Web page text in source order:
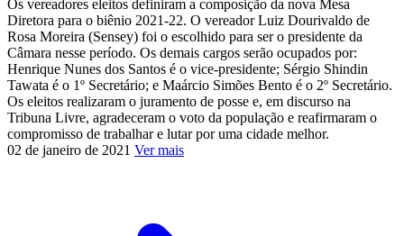
Os vereadores eleitos definiram a composição da nova Mesa
Diretora para o biênio 2021-22. O vereador Luiz Dourivaldo de
Rosa Moreira (Sensey) foi o escolhido para ser o presidente da
Câmara nesse período. Os demais cargos serão ocupados por:
Henrique Nunes dos Santos é o vice-presidente; Sérgio Shindin
Tawata é o 1º Secretário; e Maárcio Simões Bento é o 2º Secretário.
Os eleitos realizaram o juramento de posse e, em discurso na
Tribuna Livre, agradeceram o voto da população e reafirmaram o
compromisso de trabalhar e lutar por uma cidade melhor.
02 de janeiro de 2021 Ver mais